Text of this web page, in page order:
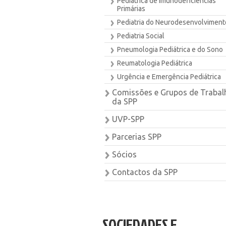
Primárias
Pediatria do
Pediatria Social
Pneumologia Pediátrica e do Sono
Reumatologia Pediátrica
Urgência e Emergência Pediátrica
Comissões e Grupos de
da SPP
UVP-SPP
Parcerias SPP
Sócios
Contactos da SPP